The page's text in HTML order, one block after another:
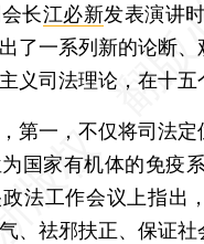
长江必新发表演讲
了一系列新的论断
义司法理论，在十五
一，不仅将司法定
国家有机体的免疫
法工作会议上指出
、祛邪扶正、保证